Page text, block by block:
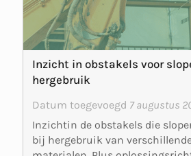
Inzicht in obstakels voor
hergebruik
Datum toegevoegd 7 augustus
Inzichtin de obstakels die
bij hergebruik van